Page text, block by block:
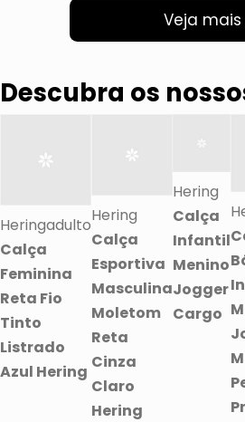
Veja mais
Descubra os
Heringadulto
Calça
Feminina
Reta Fio
Tinto
Listrado
Azul Hering
Hering
Calça
Esportiva
Masculina
Moletom
Reta
Cinza
Claro
Hering
Hering
Calça
Infantil
Menino
Jogger
Cargo